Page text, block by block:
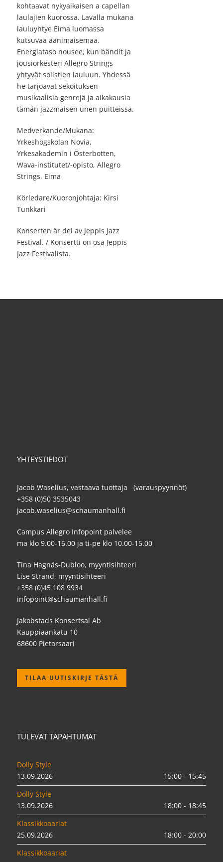
kohtaavat nykyaikaisen a capellan
laulajien kuorossa. Lavalla mukana
lauluyhtye Eima luomassa
kutsuvaa äänimaisemaa.
Energiataso nousee, kun bändit ja
jousiorkesteri Allegro Strings
yhtyvät solistien lauluun. Yhdessä
he tarjoavat sekoituksen
musikaalisia genrejä ja aikakausia
tämän jazzmaisen unen puitteissa.
Medverkande/Mukana:
Yrkeshögskolan Novia,
Yrkesakademin i Österbotten,
Wava-institutet/-opisto, Allegro
Strings, Eima
Körledare/Kuoronjohtaja: Kirsi
Tunkkari
Konserten är del av Jeppis Jazz
Festival. / Konsertti on osa Jeppis
Jazz Festivalista.
YHTEYSTIEDOT
Jacob Waselius, vastaava tuottaja (varauspyynnöt)
+358 (0)50 3535043
jacob.waselius@schaumanhall.fi
Campus Allegro Infopoint palvelee
ma klo 9.00-16.00 ja ti-pe klo 10.00-15.00
Tina Hagnäs-Dubloo, myyntisihteeri
Lise Strand, myyntisihteeri
+358 (0)45 108 9934
infopoint@schaumanhall.fi
Jakobstads Konsertsal Ab
Kauppiaankatu 10
68600 Pietarsaari
TILAA UUTISKIRJE TÄSTÄ
TULEVAT TAPAHTUMAT
Dolly Style
13.09.2026
15:00 - 15:45
Dolly Style
13.09.2026
18:00 - 18:45
Klassikkoaariat
25.09.2026
18:00 - 20:00
Klassikkoaariat